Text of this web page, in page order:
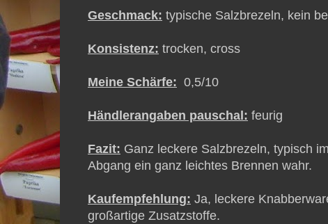
Geschmack: typische Salzbrezeln, kein
Konsistenz: trocken, cross
Meine Schärfe: 0,5/10
Händlerangaben pauschal: feurig
Fazit: Ganz leckere Salzbrezeln, typisch
Abgang ein ganz leichtes Brennen wahr.
Kaufempfehlung: Ja, leckere
großartige Zusatzstoffe.